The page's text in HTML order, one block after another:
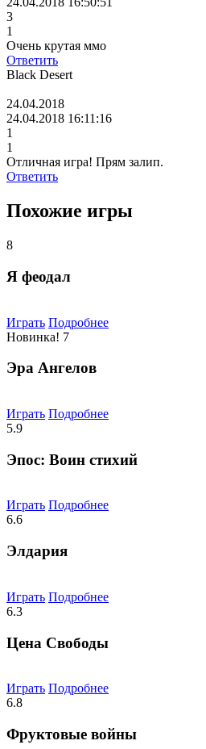
3
1
Очень крутая ммо
Ответить
Black Desert
24.04.2018
24.04.2018 16:11:16
1
1
Отличная игра! Прям залип.
Ответить
Похожие игры
8
Я феодал
Играть Подробнее
Новинка! 7
Эра Ангелов
Играть Подробнее
5.9
Эпос: Воин стихий
Играть Подробнее
6.6
Элдария
Играть Подробнее
6.3
Цена Свободы
Играть Подробнее
6.8
Фруктовые войны